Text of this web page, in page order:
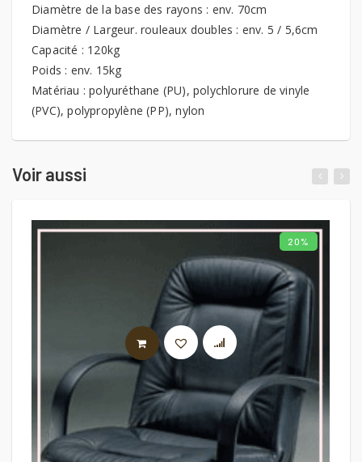
Diamètre de la base des rayons : env. 70cm
Diamètre / Largeur. rouleaux doubles : env. 5 / 5,6cm
Capacité : 120kg
Poids : env. 15kg
Matériau : polyuréthane (PU), polychlorure de vinyle
(PVC), polypropylène (PP), nylon
Voir aussi
20%
AJOUTER AU PANIER